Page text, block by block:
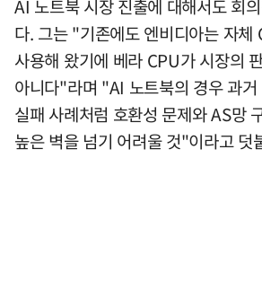
AI 노트북 시장 진출에 대해서도 회
다. 그는 "기존에도 엔비디아는 자체
사용해 왔기에 베라 CPU가 시장의
아니다"라며 "AI 노트북의 경우 과거
실패 사례처럼 호환성 문제와 AS망
높은 벽을 넘기 어려울 것"이라고 덧